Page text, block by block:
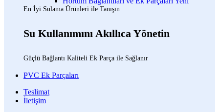
En İyi Sulama Ürünleri ile Tanışın
Su Kullanımını Akıllıca Yönetin
Güçlü Bağlantı Kaliteli Ek Parça ile Sağlanır
PVC Ek Parçaları
Teslimat
İletişim